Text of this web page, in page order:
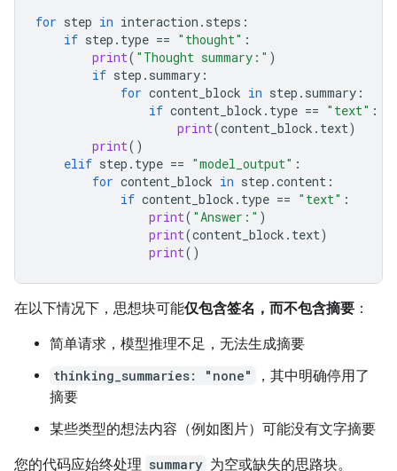
for step in interaction . steps :
if step . type == "thought" :
print( "Thought summary:" )
if step . summary :
for content_block in step . summary :
if content_block . type == "text" :
print(content_block . text)
print()
elif step . type == "model_output" :
for content_block in step .content :
if content_block . type == "text" :
print( "Answer:" )
print(content_block . text)
print()
在以下情况下，思想块可能仅包含签名，而不包含摘要 ：
简单请求，模型推理不足，无法生成摘要
thinking_summaries: "none"
，其中明确停用了
摘要
某些类型的想法内容（例如图片）可能没有文字摘要
您的代码应始终处理 summary 为空或缺失的思路块。